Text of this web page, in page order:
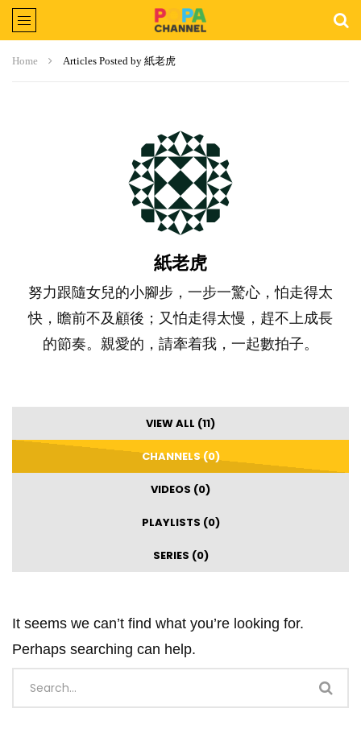
Home Articles Posted by 紙老虎
紙老虎
努力跟隨女兒的小腳步，一步一驚心，怕走得太
快，瞻前不及顧後；又怕走得太慢，趕不上成長
的節奏。親愛的，請牽着我，一起數拍子。
VIEW ALL (11)
CHANNELS (0)
VIDEOS (0)
PLAYLISTS (0)
SERIES (0)
It seems we can’t find what you’re looking for.
Perhaps searching can help.